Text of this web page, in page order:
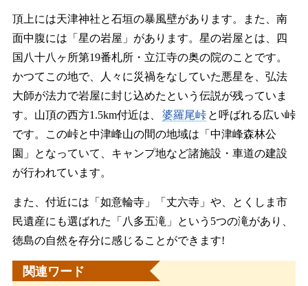
頂上には天津神社と石垣の暴風壁があります。また、南
面中腹には「星の岩屋」があります。星の岩屋とは、四
国八十八ヶ所第19番札所・立江寺の奥の院のことです。
かつてこの地で、人々に災禍をなしていた悪星を、弘法
大師が法力で岩屋に封じ込めたという伝説が残っていま
す。山頂の西方1.5km付近は、
婆羅尾峠 と呼ばれる広い峠
です。この峠と中津峰山の間の地域は「中津峰森林公
園」となっていて、キャンプ地など諸施設・車道の建設
が行われています。
また、付近には「如意輪寺」「丈六寺」や、とくしま市
民遺産にも選ばれた「八多五滝」という5つの滝があり、
徳島の自然を存分に感じることができます!
関連ワード